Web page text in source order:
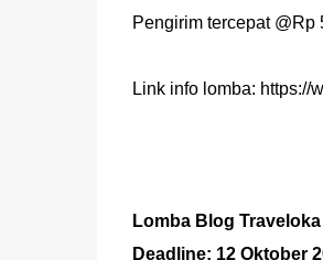
Pengirim tercepat @Rp
Link info lomba: https://
Lomba Blog Traveloka
Deadline: 12 Oktober